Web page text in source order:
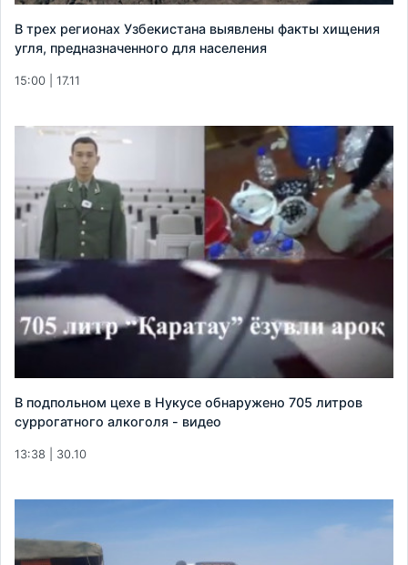
В трех регионах Узбекистана выявлены факты хищения
угля, предназначенного для населения
15:00 | 17.11
В подпольном цехе в Нукусе обнаружено 705 литров
суррогатного алкоголя - видео
13:38 | 30.10